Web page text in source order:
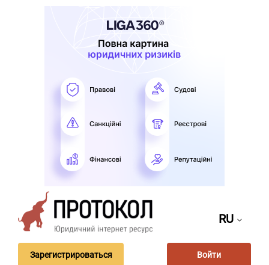
RU
Зарегистрироваться Войти